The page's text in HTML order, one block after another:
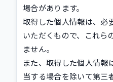
場合があります。
取得した個人情報は、必
いただくもので、これら
ません。
また、取得した個人情報
当する場合を除いて第三